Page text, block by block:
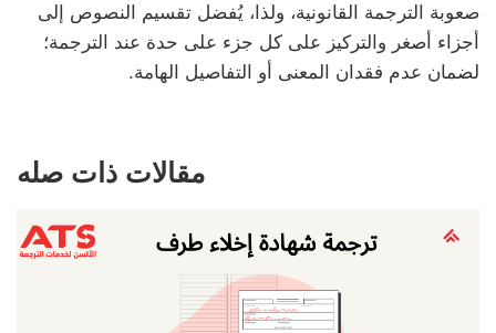
صعوبة الترجمة القانونية، ولذا، يُفضل تقسيم النصوص إلى
أجزاء أصغر والتركيز على كل جزء على حدة عند الترجمة؛
لضمان عدم فقدان المعنى أو التفاصيل الهامة.
مقالات ذات صله